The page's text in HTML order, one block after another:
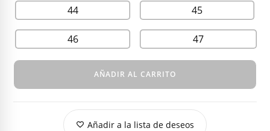
44 45
46 47
AÑADIR AL CARRITO
Añadir a la lista de deseos